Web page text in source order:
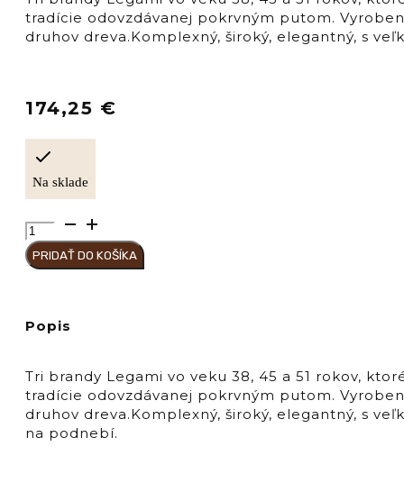
tradície odovzdávanej pokrvným putom.
druhov dreva.Komplexný, široký, elegantný, s
174,25 €
Na sklade
množstvo
BERTA
Distillerie
43%,
case
PRIDAŤ DO KOŠÍKA
Popis
Tri brandy Legami vo veku 38, 45 a 51 rokov,
tradície odovzdávanej pokrvným putom.
druhov dreva.Komplexný, široký, elegantný, s
na podnebí.